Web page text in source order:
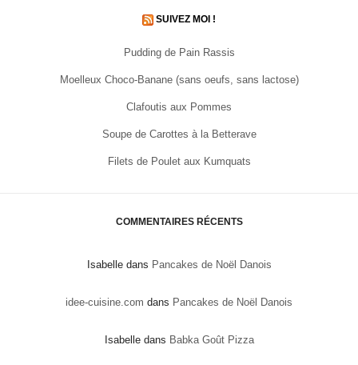
SUIVEZ MOI !
Pudding de Pain Rassis
Moelleux Choco-Banane (sans oeufs, sans lactose)
Clafoutis aux Pommes
Soupe de Carottes à la Betterave
Filets de Poulet aux Kumquats
COMMENTAIRES RÉCENTS
Isabelledans Pancakes de Noël Danois
idee-cuisine.com dans Pancakes de Noël Danois
Isabelledans Babka Goût Pizza